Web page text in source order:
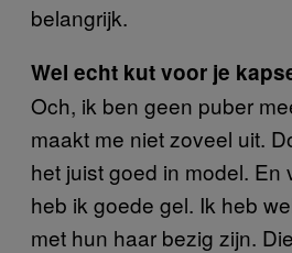
belangrijk.
Wel echt kut voor je
Och, ik ben geen puber
maakt me niet zoveel uit.
het juist goed in model. En
heb ik goede gel. Ik heb
met hun haar bezig zijn.